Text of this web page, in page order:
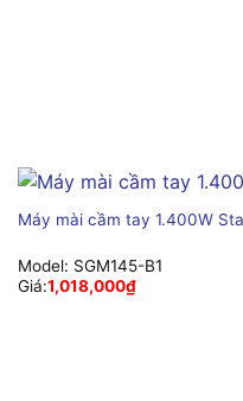
Máy mài cầm tay 1.400W
Model: SGM145-B1
Giá:1,018,000₫